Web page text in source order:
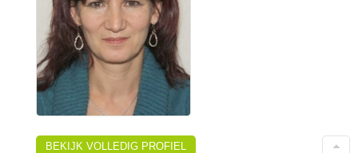
BEKIJK VOLLEDIG PROFIEL